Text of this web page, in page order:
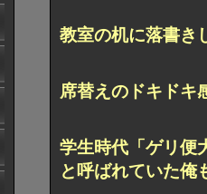
教室の机に落書
席替えのドキド
学生時代「ゲリ便
と呼ばれていた